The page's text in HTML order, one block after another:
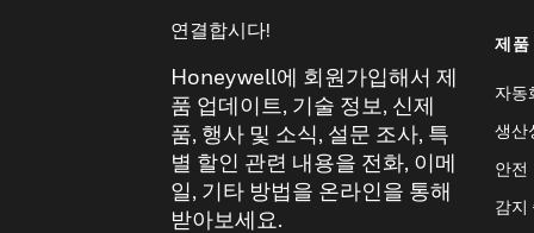
연결합시다!
Honeywell에 회원가입해서 제
품 업데이트, 기술 정보, 신제
품, 행사 및 소식, 설문 조사, 특
별 할인 관련 내용을 전화, 이메
일, 기타 방법을 온라인을 통해
받아보세요.
제품
자동
생산
안전
감지